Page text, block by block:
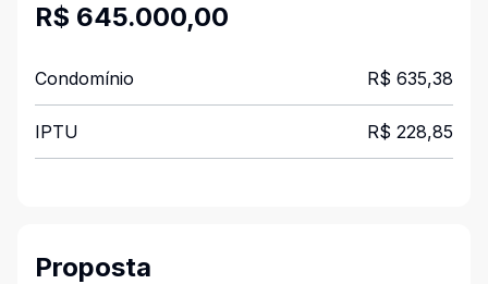
R$ 645.000,00
Condomínio R$ 635,38
IPTU R$ 228,85
Proposta